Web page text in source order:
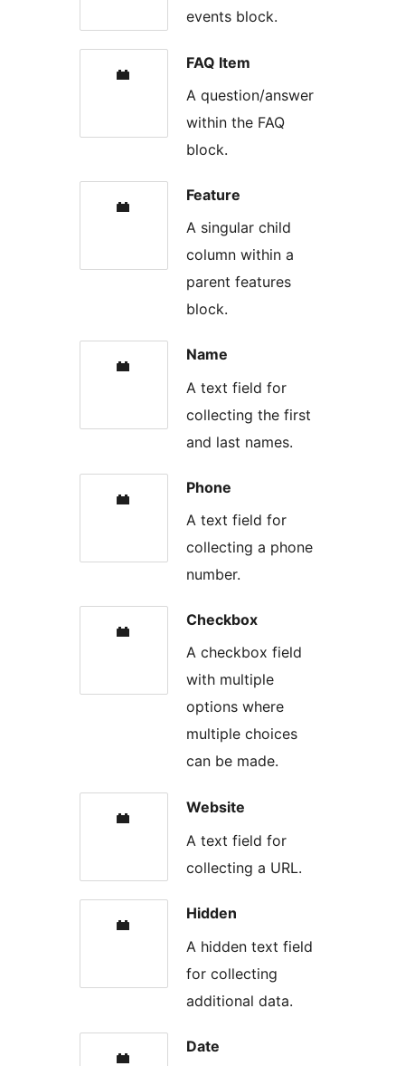
events block.
FAQ Item
A question/answer
within the FAQ
block.
Feature
A singular child
column within a
parent features
block.
Name
A text field for
collecting the first
and last names.
Phone
A text field for
collecting a phone
number.
Checkbox
A checkbox field
with multiple
options where
multiple choices
can be made.
Website
A text field for
collecting a URL.
Hidden
A hidden text field
for collecting
additional data.
Date